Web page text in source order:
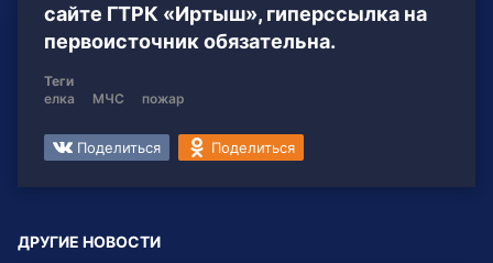
сайте ГТРК «Иртыш», гиперссылка на
первоисточник обязательна.
Теги
елка
МЧС пожар
Поделиться Поделиться
ДРУГИЕ НОВОСТИ